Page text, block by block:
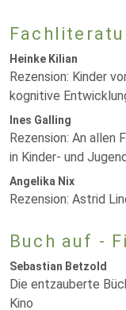
Heinke Kilian
Rezension: Kinder
kognitive
Ines Galling
Rezension: An allen
in Kinder- und
Angelika Nix
Rezension: Astrid
Buch auf -
Sebastian Betzold
Die entzauberte
Kino